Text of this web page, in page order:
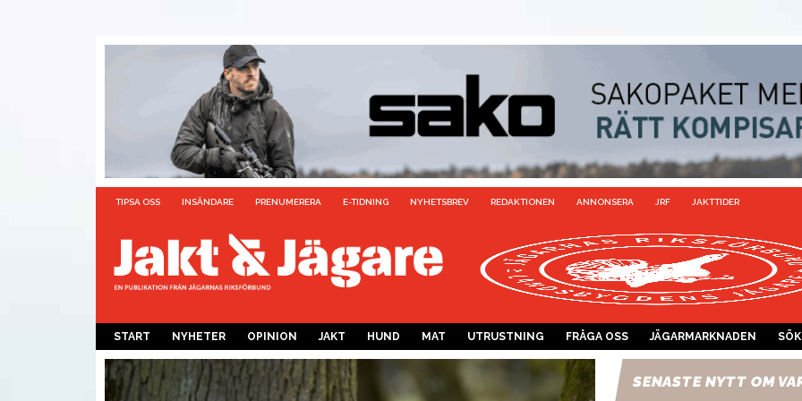
TIPSA OSS INSÄNDARE PRENUMERERA E-TIDNING NYHETSBREV REDAKTIONEN ANNONSERA JRF JAKTTIDER
START NYHETER OPINION JAKT HUND MAT UTRUSTNING FRÅGA OSS JÄGARMARKNADEN SÖK
SENASTE NYTT OM